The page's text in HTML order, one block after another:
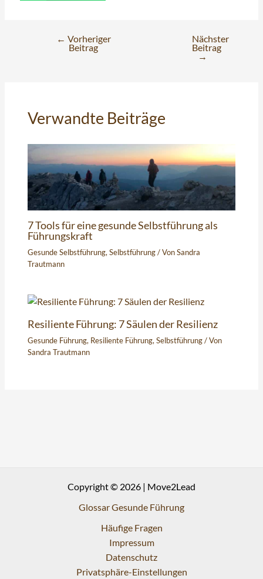
← Vorheriger
Beitrag
Nächster
Beitrag
→
Verwandte Beiträge
7 Tools für eine gesunde Selbstführung als
Führungskraft
Gesunde Selbstführung,Selbstführung/ VonSandra
Trautmann
Resiliente Führung: 7 Säulen der Resilienz
Gesunde Führung, Resiliente Führung,Selbstführung/ Von
Sandra Trautmann
Copyright © 2026 | Move2Lead
Glossar Gesunde Führung
Häufige Fragen
Impressum
Datenschutz
Privatsphäre-Einstellungen